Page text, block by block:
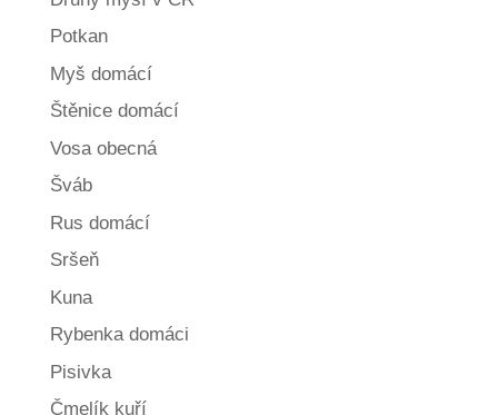
Potkan
Myš domácí
Štěnice domácí
Vosa obecná
Šváb
Rus domácí
Sršeň
Kuna
Rybenka domáci
Pisivka
Čmelík kuří